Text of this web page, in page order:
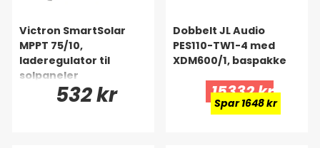
Victron SmartSolar
MPPT 75/10,
laderegulator til
solpaneler
532 kr
Dobbelt JL Audio
PES110-TW1-4 med
XDM600/1, baspakke
15332 kr
Spar 1648 kr